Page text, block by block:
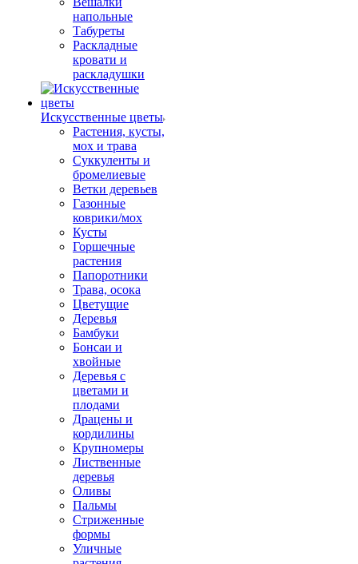
напольные
Табуреты
Раскладные
кровати и
раскладушки
Искусственные цветы
Растения, кусты,
мох и трава
Суккуленты и
бромелиевые
Ветки деревьев
Газонные
коврики/мох
Кусты
Горшечные
растения
Папоротники
Трава, осока
Цветущие
Деревья
Бамбуки
Бонсаи и
хвойные
Деревья с
цветами и
плодами
Драцены и
кордилины
Крупномеры
Лиственные
деревья
Оливы
Пальмы
Стриженные
формы
Уличные